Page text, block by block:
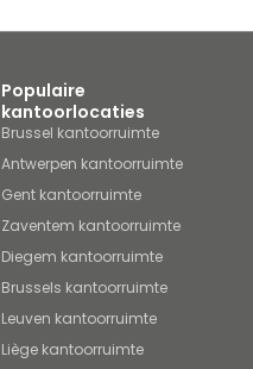
Populaire
kantoorlocaties
Brussel kantoorruimte
Antwerpen kantoorruimte
Gent kantoorruimte
Zaventem kantoorruimte
Diegem kantoorruimte
Brussels kantoorruimte
Leuven kantoorruimte
Liège kantoorruimte